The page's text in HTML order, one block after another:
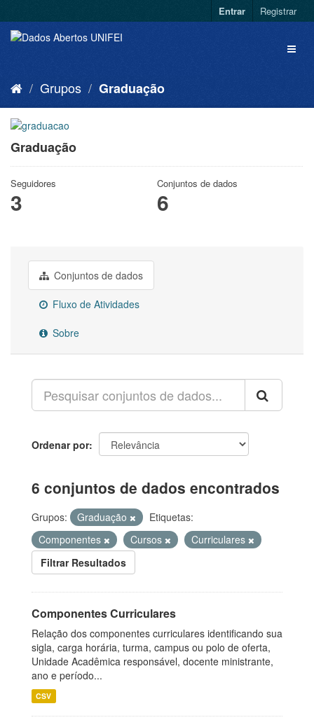
Entrar Registrar
Grupos Graduação
Graduação
Seguidores
3
Conjuntos de dados
6
Conjuntos de dados
Fluxo de Atividades
Sobre
Ordenar por
6 conjuntos de dados encontrados
Grupos: Graduação
Etiquetas:
Componentes
Cursos
Curriculares
Filtrar Resultados
Componentes Curriculares
Relação dos componentes curriculares identificando sua
sigla, carga horária, turma, campus ou polo de oferta,
Unidade Acadêmica responsável, docente ministrante,
ano e período...
CSV